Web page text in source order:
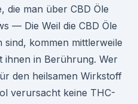
die man über CBD Öle
— Die Weil die CBD Öle
kommen mittlerweile
ihnen in Berührung. Wer
den heilsamen Wirkstoff
verursacht keine THC-